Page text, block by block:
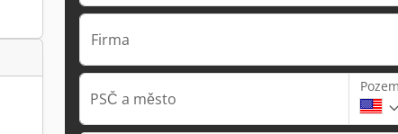
Firma
PSČ a město